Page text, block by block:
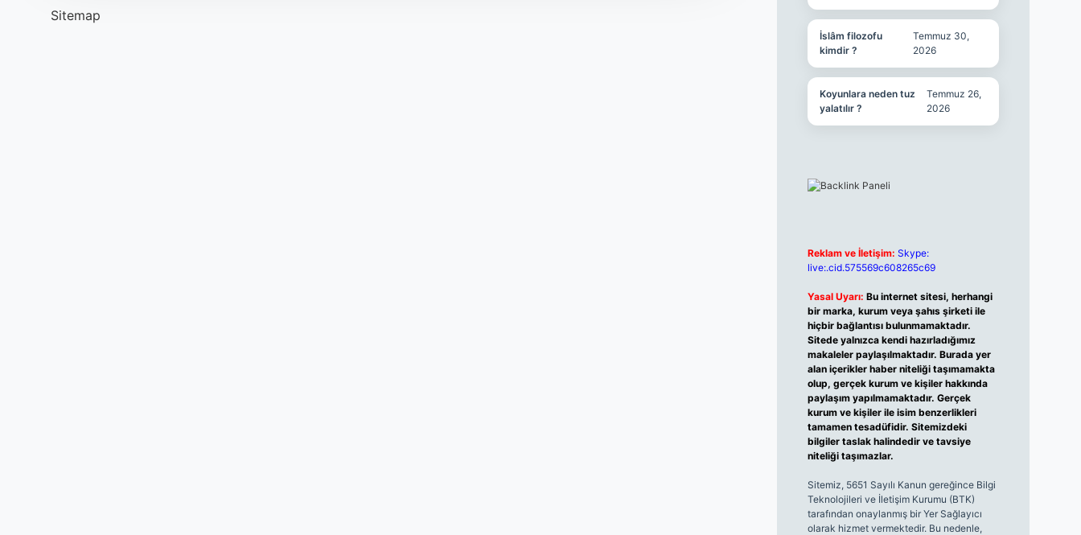
Sitemap
İslâm filozofu
kimdir ?
Temmuz 30,
2026
Koyunlara neden tuz
yalatılır ?
Temmuz 26,
2026
Reklam ve İletişim: Skype:
live:.cid.575569c608265c69
Yasal Uyarı: Bu internet sitesi, herhangi
bir marka, kurum veya şahıs şirketi ile
hiçbir bağlantısı bulunmamaktadır.
Sitede yalnızca kendi hazırladığımız
makaleler paylaşılmaktadır. Burada yer
alan içerikler haber niteliği taşımamakta
olup, gerçek kurum ve kişiler hakkında
paylaşım yapılmamaktadır. Gerçek
kurum ve kişiler ile isim benzerlikleri
tamamen tesadüfidir. Sitemizdeki
bilgiler taslak halindedir ve tavsiye
niteliği taşımazlar.
Sitemiz, 5651 Sayılı Kanun gereğince Bilgi
Teknolojileri ve İletişim Kurumu (BTK)
tarafından onaylanmış bir Yer Sağlayıcı
olarak hizmet vermektedir. Bu nedenle,